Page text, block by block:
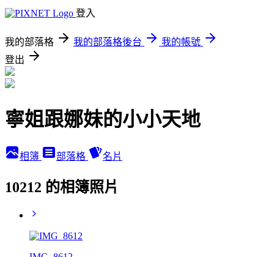
登入
我的部落格 我的部落格後台
我的帳號
登出
寧姐跟娜妹的小小天地
相簿 部落格 名片
10212 的相簿照片